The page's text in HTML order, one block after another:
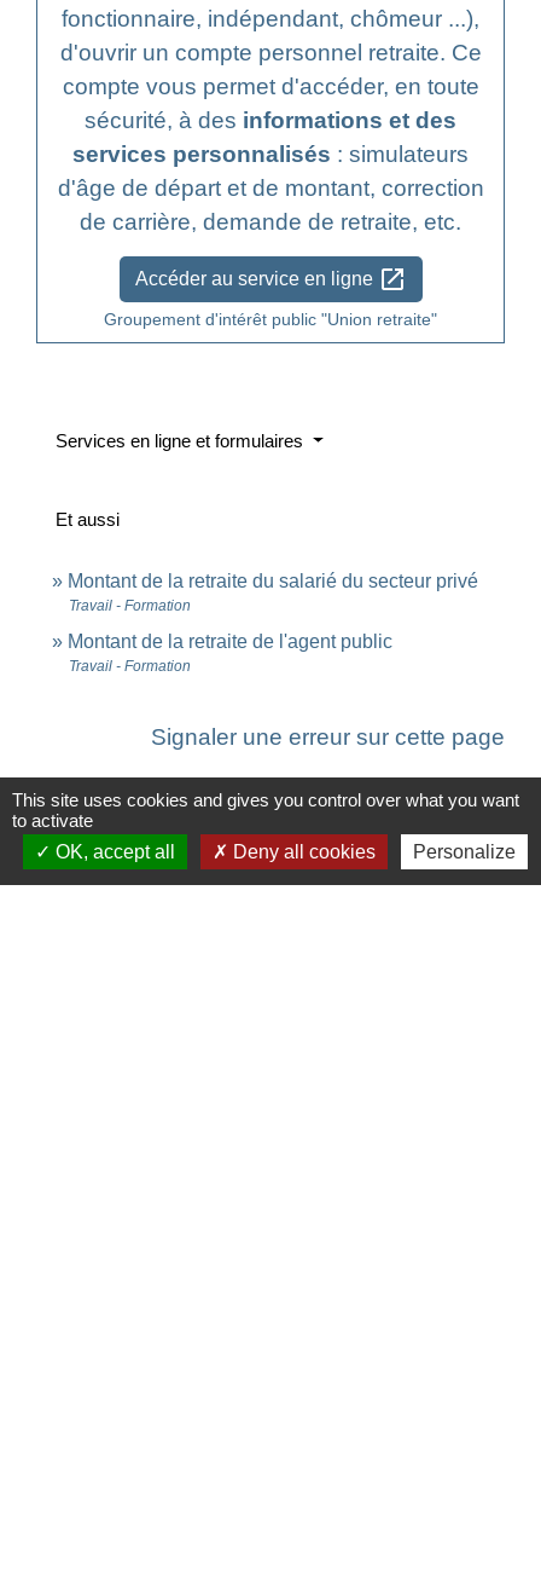
fonctionnaire, indépendant, chômeur ...),
d'ouvrir un compte personnel retraite. Ce
compte vous permet d'accéder, en toute
sécurité, à des informations et des
services personnalisés : simulateurs
d'âge de départ et de montant, correction
de carrière, demande de retraite, etc.
Accéder au service en ligne open_in_new
Groupement d'intérêt public "Union retraite"
Services en ligne et formulaires
Et aussi
Montant de la retraite du salarié du secteur privé
Travail - Formation
Montant de la retraite de l'agent public
Travail - Formation
Signaler une erreur sur cette page
Contacts
This site uses cookies and gives you control over what you want
to activate
OK, accept all
Deny all cookies Personalize